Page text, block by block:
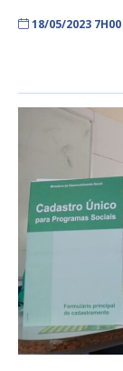
18/05/2023 7H00